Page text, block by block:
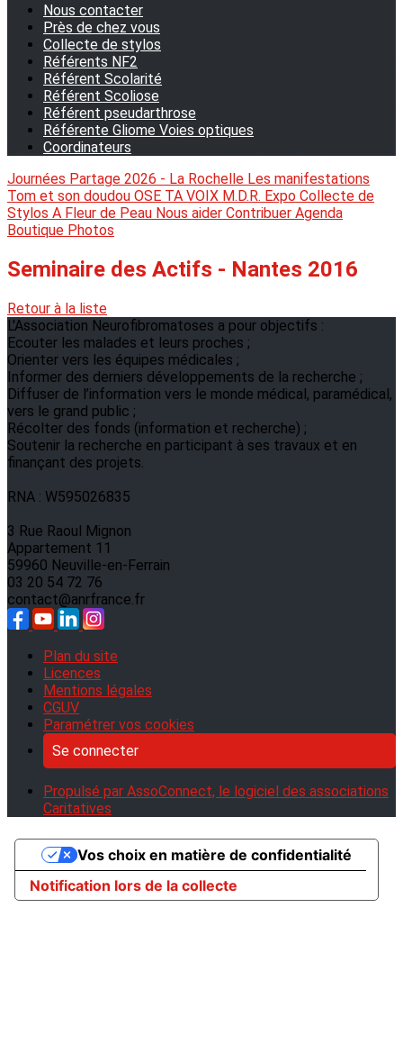
Nous contacter
Près de chez vous
Collecte de stylos
Référents NF2
Référent Scolarité
Référent Scoliose
Référent pseudarthrose
Référente Gliome Voies optiques
Coordinateurs
Journées Partage 2026 - La Rochelle Les manifestations
Tom et son doudou OSE TA VOIX M.D.R. Expo Collecte de
Stylos A Fleur de Peau Nous aider Contribuer Agenda
Boutique Photos
Seminaire des Actifs - Nantes 2016
Retour à la liste
L'Association Neurofibromatoses a pour objectifs :
Ecouter les malades et leurs proches ;
Orienter vers les équipes médicales ;
Informer des derniers développements de la recherche ;
Diffuser de l’information vers le monde médical, paramédical,
vers le grand public ;
Récolter des fonds (information et recherche) ;
Soutenir la recherche en participant à ses travaux et en
finançant des projets.
RNA : W595026835
3 Rue Raoul Mignon
Appartement 11
59960 Neuville-en-Ferrain
03 20 54 72 76
contact@anrfrance.fr
Plan du site
Licences
Mentions légales
CGUV
Paramétrer vos cookies
Se connecter
Propulsé par AssoConnect, le logiciel des associations
Caritatives
Notification lors de la collecte
Vos choix en matière de confidentialité